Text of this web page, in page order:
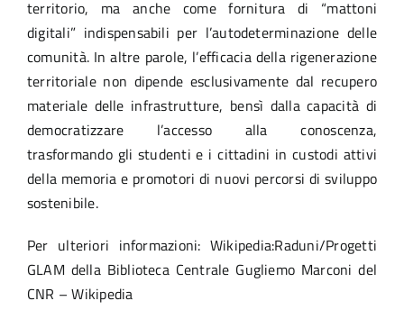
territorio, ma anche come fornitura di “mattoni
digitali” indispensabili per l’autodeterminazione delle
comunità. In altre parole, l’efficacia della rigenerazione
territoriale non dipende esclusivamente dal recupero
materiale delle infrastrutture, bensì dalla capacità di
democratizzare l’accesso alla conoscenza,
trasformando gli studenti e i cittadini in custodi attivi
della memoria e promotori di nuovi percorsi di sviluppo
sostenibile.
Per ulteriori informazioni: Wikipedia:Raduni/Progetti
GLAM della Biblioteca Centrale Gugliemo Marconi del
CNR – Wikipedia